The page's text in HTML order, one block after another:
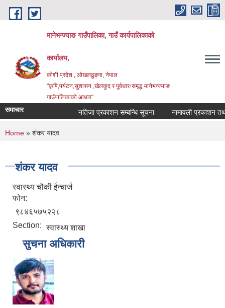
Skip to main content
मानेभन्ज्याङ गाउँपालिका, गाउँ कार्यपालिकाको
कार्यालय,
कोशी प्रदेश , ओखलढुङ्गा, नेपाल
"कृषि,पर्यटन,सुशासन ,खेलकुद र पूर्वधारःसमृद्ध मानेभन्ज्याङ
गाउँपालिकाको आधार"
समाचार नतिजा प्रकाशन सम्बन्धि सूचना नामावली प्रकाशन तथा
You are here
Home » शंकर यादव
शंकर यादव
स्वास्थ्य चौकी ईन्चार्ज
फोन:
९८४६५७५२२८
Section: स्वास्थ्य शाखा
सुचना अधिकारी